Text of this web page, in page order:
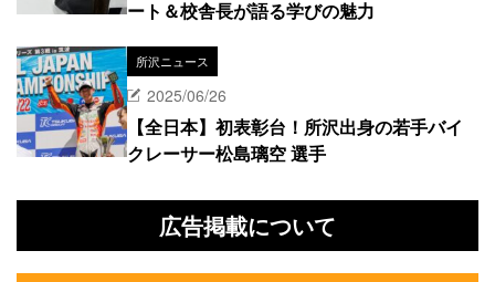
ート＆校舎長が語る学びの魅力
所沢ニュース
2025/06/26
【全日本】初表彰台！所沢出身の若手バイ
クレーサー松島璃空 選手
広告掲載について